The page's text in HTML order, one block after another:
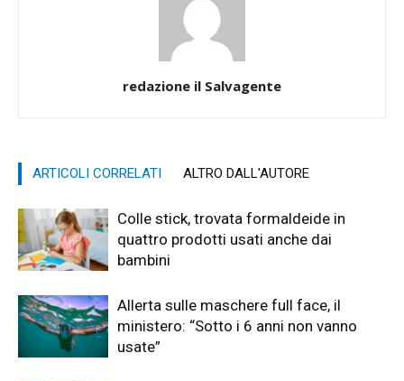
redazione il Salvagente
ARTICOLI CORRELATI ALTRO DALL'AUTORE
Colle stick, trovata formaldeide in
quattro prodotti usati anche dai
bambini
Allerta sulle maschere full face, il
ministero: “Sotto i 6 anni non vanno
usate”